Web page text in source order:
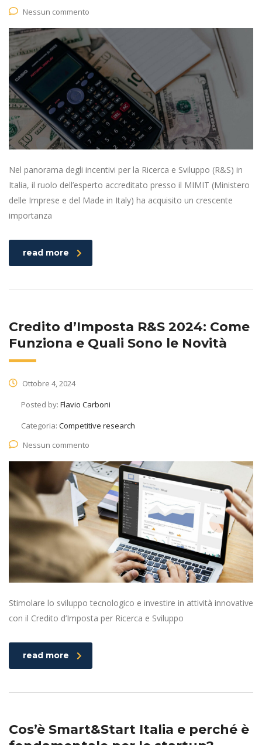
Nessun commento
Nel panorama degli incentivi per la Ricerca e Sviluppo (R&S) in
Italia, il ruolo dell’esperto accreditato presso il MIMIT (Ministero
delle Imprese e del Made in Italy) ha acquisito un crescente
importanza
read more
Credito d’Imposta R&S 2024: Come
Funziona e Quali Sono le Novità
Ottobre 4, 2024
Posted by: Flavio Carboni
Categoria: Competitive research
Nessun commento
Stimolare lo sviluppo tecnologico e investire in attività innovative
con il Credito d’Imposta per Ricerca e Sviluppo
read more
Cos’è Smart&Start Italia e perché è